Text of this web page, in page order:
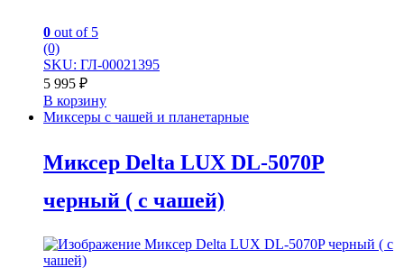
0 out of 5
(0)
SKU: ГЛ-00021395
5 995 ₽
В корзину
Миксеры с чашей и планетарные
Миксер Delta LUX DL-5070P
черный ( с чашей)